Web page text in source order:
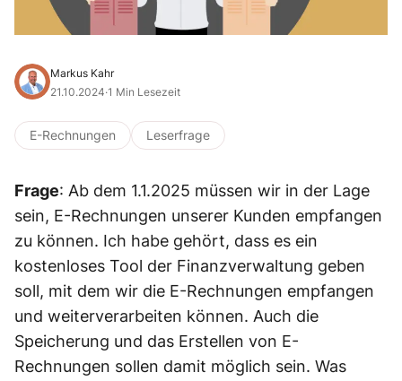
Markus Kahr
21.10.2024·1 Min Lesezeit
E-Rechnungen Leserfrage
Frage: Ab dem 1.1.2025 müssen wir in der Lage
sein, E-Rechnungen unserer Kunden empfangen
zu können. Ich habe gehört, dass es ein
kostenloses Tool der Finanzverwaltung geben
soll, mit dem wir die E-Rechnungen empfangen
und weiterverarbeiten können. Auch die
Speicherung und das Erstellen von E-
Rechnungen sollen damit möglich sein. Was